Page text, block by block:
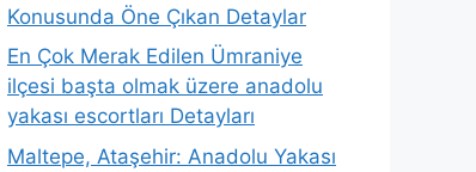
Konusunda Öne Çıkan Detaylar
En Çok Merak Edilen Ümraniye
ilçesi başta olmak üzere anadolu
yakası escortları Detayları
Maltepe, Ataşehir: Anadolu Yakası